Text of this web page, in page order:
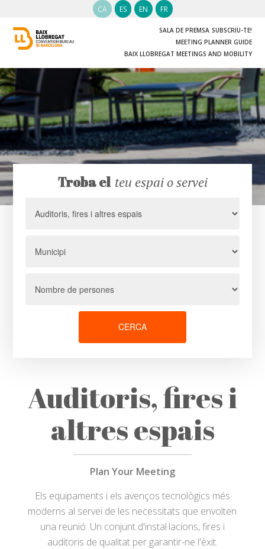
SALA DE PREMSA SUBSCRIU-TE!
MEETING PLANNER GUIDE
BAIX LLOBREGAT MEETINGS AND MOBILITY
CA ES EN FR
Troba el teu espai o servei
CERCA
Auditoris, fires i
altres espais
Plan Your Meeting
Els equipaments i els avenços tecnològics més
moderns al servei de les necessitats que envolten
una reunió. Un conjunt d'instal·lacions, fires i
auditoris de qualitat per garantir-ne l'èxit.